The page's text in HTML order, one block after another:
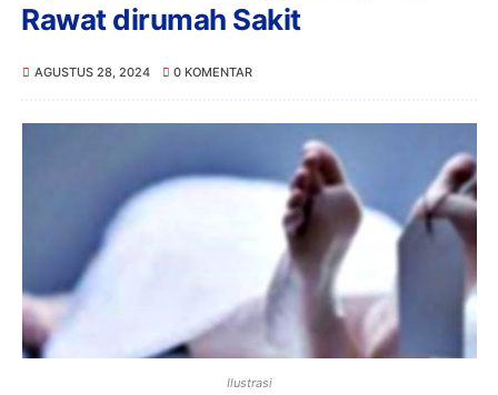
Rawat dirumah Sakit
AGUSTUS 28, 2024 0 KOMENTAR
Ilustrasi